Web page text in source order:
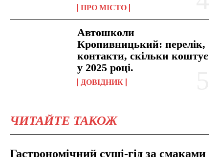
ПРО МІСТО
Автошколи
Кропивницький: перелік,
контакти, скільки коштує
у 2025 році.
ДОВІДНИК
ЧИТАЙТЕ ТАКОЖ
Гастрономічний суші-гід за смаками